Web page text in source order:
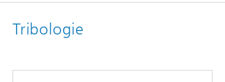
Technologien
Tribologie